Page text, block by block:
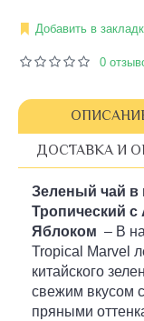
Добавить в
0
ДОСТАВКА И
Зеленый чай в
Тропический
Яблоком – В
Tropical Marvel
китайского
свежим вкусом
пряными